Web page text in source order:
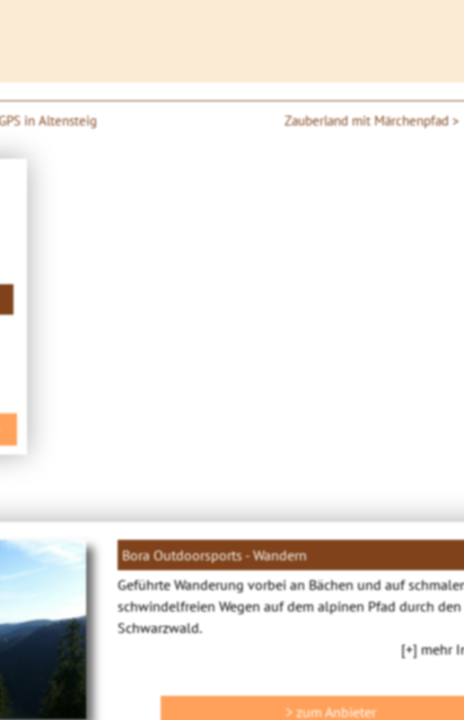
in Altensteig Zauberland mit Märchenpfad
Bora Outdoorsports - Wandern
Geführte Wanderung vorbei an Bächen und auf
schwindelfreien Wegen auf dem alpinen Pfad durch den
Schwarzwald.
[+] mehr
> zum Anbieter